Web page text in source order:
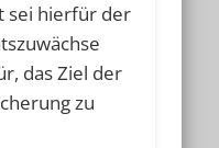
sei hierfür der
das Ziel der
zu